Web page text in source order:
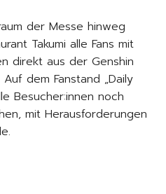
der Messe hinweg
Takumi alle Fans mit
direkt aus der Genshin
dem Fanstand „Daily
Besucher:innen noch
mit Herausforderungen